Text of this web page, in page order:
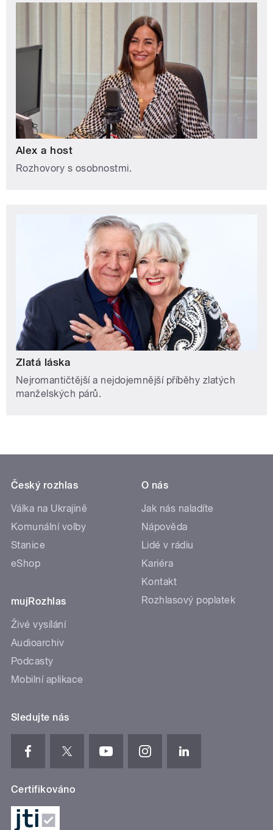
Alex a host
Rozhovory s osobnostmi.
Zlatá láska
Nejromantičtější a nejdojemnější příběhy zlatých
manželských párů.
Český rozhlas
Válka na Ukrajině
Komunální volby
Stanice
eShop
mujRozhlas
Živé vysílání
Audioarchiv
Podcasty
Mobilní aplikace
O nás
Jak nás naladíte
Nápověda
Lidé v rádiu
Kariéra
Kontakt
Rozhlasový poplatek
Sledujte nás
Certifikováno